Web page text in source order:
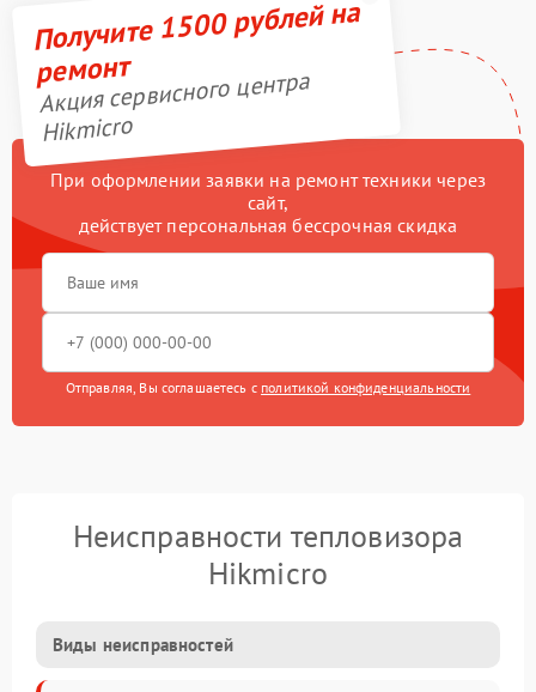
Получите 1500 рублей на
ремонт
Акция сервисного центра
Hikmicro
При оформлении заявки на ремонт техники через
сайт,
действует персональная бессрочная скидка
Отправляя, Вы соглашаетесь с политикой конфиденциальности
Неисправности тепловизора
Hikmicro
Виды неисправностей